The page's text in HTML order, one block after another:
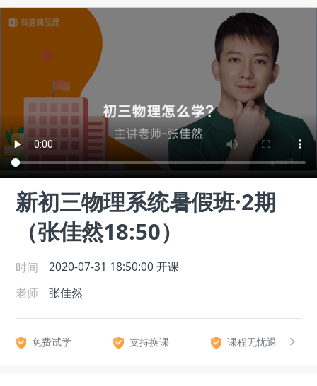
新初三物理系统暑假班·2期
（张佳然18:50）
时间 2020-07-31 18:50:00 开课
老师
张佳然
免费试学 支持换课 课程无忧退